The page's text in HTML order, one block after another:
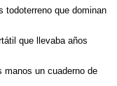
todoterreno que dominan
que llevaba años
manos un cuaderno de